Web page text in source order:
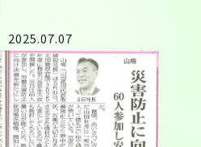
2025.07.07